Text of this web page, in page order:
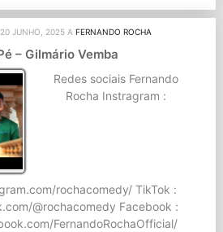
JUNHO, 2025 AFERNANDO ROCHA
– Gilmário Vemba
Redes sociais Fernando
Rocha Instragram :
rochacomedy/ TikTok :
@rochacomedy Facebook :
FernandoRochaOfficial/